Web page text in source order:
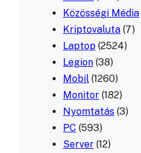
Közösségi Média
Kriptovaluta (7)
Laptop (2524)
Legion (38)
Mobil (1260)
Monitor (182)
Nyomtatás (3)
PC (593)
Server (12)